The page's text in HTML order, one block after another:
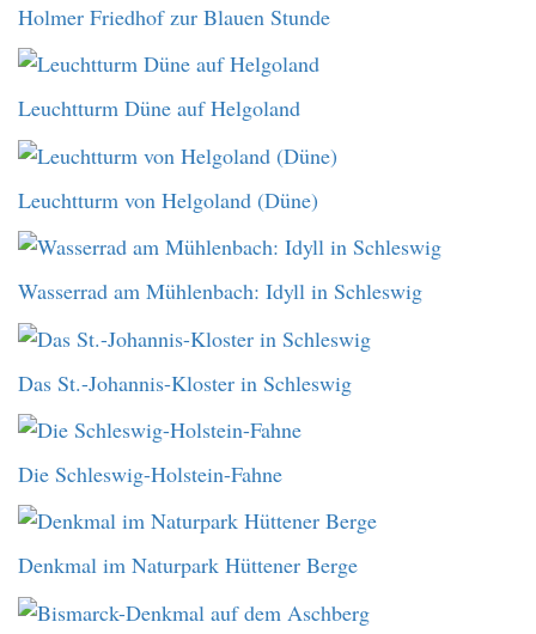
Holmer Friedhof zur Blauen Stunde
Leuchtturm Düne auf Helgoland
Leuchtturm von Helgoland (Düne)
Wasserrad am Mühlenbach: Idyll in Schleswig
Das St.-Johannis-Kloster in Schleswig
Die Schleswig-Holstein-Fahne
Denkmal im Naturpark Hüttener Berge